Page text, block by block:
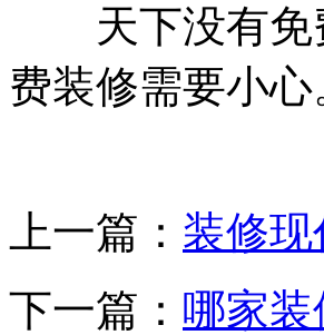
天下没有免
费装修需要小心
上一篇： 装修
下一篇： 哪家